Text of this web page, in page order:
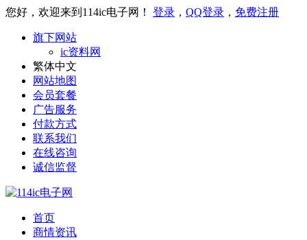
您好，欢迎来到114ic电子网！ 登录 ， QQ登录 ， 免费注册
旗下网站
ic资料网
繁体中文
网站地图
会员套餐
广告服务
付款方式
联系我们
在线咨询
诚信监督
首页
商情资讯